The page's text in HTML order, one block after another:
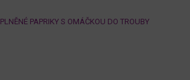
PLNĚNÉ PAPRIKY S OMÁČKOU DO TROUBY